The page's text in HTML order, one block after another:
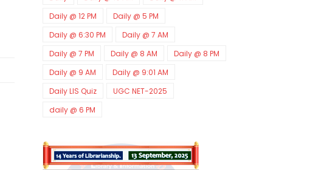
Daily @ 12 PM
Daily @ 5 PM
Daily @ 6:30 PM
Daily @ 7 AM
Daily @ 7 PM
Daily @ 8 AM
Daily @ 8 PM
Daily @ 9 AM
Daily @ 9:01 AM
Daily LIS Quiz
UGC NET-2025
daily @ 6 PM